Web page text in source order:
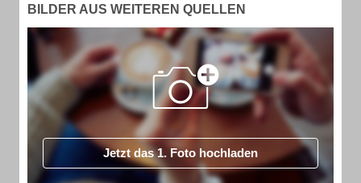
BILDER AUS WEITEREN QUELLEN
Jetzt das 1. Foto hochladen